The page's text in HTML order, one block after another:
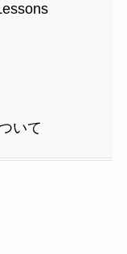
いて